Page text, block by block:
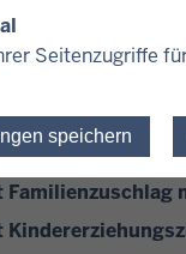
Seitenzugriffe
speichern